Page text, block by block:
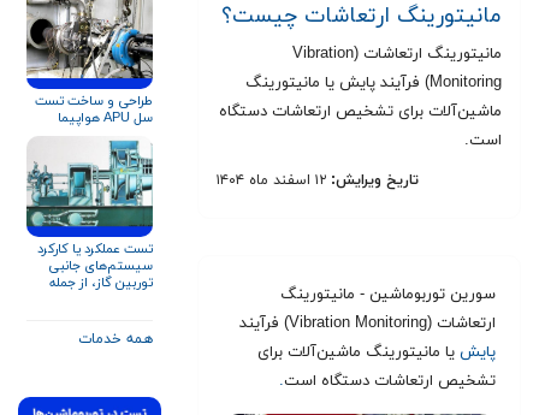
مانیتورینگ ارتعاشات چیست؟
مانیتورینگ ارتعاشات (Vibration
Monitoring) فرآیند پایش یا مانیتورینگ
ماشین‌آلات برای تشخیص ارتعاشات دستگاه
است.
تاریخ ویرایش: ۱۲ اسفند ماه ۱۴۰۴
سورین توربوماشین - مانیتورینگ
ارتعاشات (Vibration Monitoring) فرآیند
پایش یا مانیتورینگ ماشین‌آلات برای
تشخیص ارتعاشات دستگاه است.
طراحی و ساخت تست
سل APU هواپیما
تست عملکرد یا کارکرد
سیستم‌های جانبی
توربین گاز، از جمله
همه خدمات